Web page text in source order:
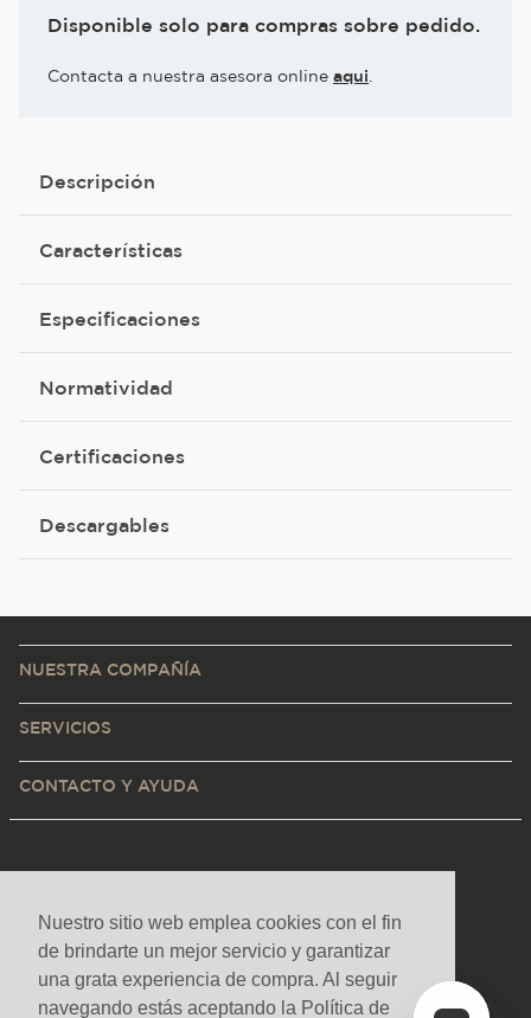
Nuestro sitio web emplea cookies con el fin
de brindarte un mejor servicio y garantizar
una grata experiencia de compra. Al seguir
navegando estás aceptando la Política de
Disponible solo para compras sobre pedido.
Contacta a nuestra asesora online aqui
Descripción
Características
Especificaciones
Normatividad
Certificaciones
Descargables
NUESTRA COMPAÑÍA
SERVICIOS
CONTACTO Y AYUDA